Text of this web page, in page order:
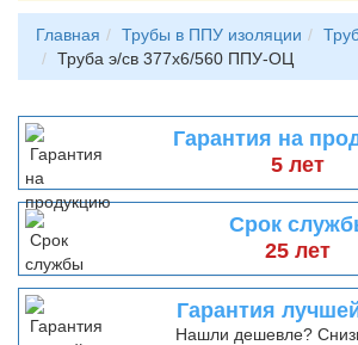
Главная Трубы в ППУ изоляции
Труба э/св 377х6/560 ППУ-ОЦ
Гарантия на
5 лет
Срок
25 лет
Гарантия
Нашли дешевле?